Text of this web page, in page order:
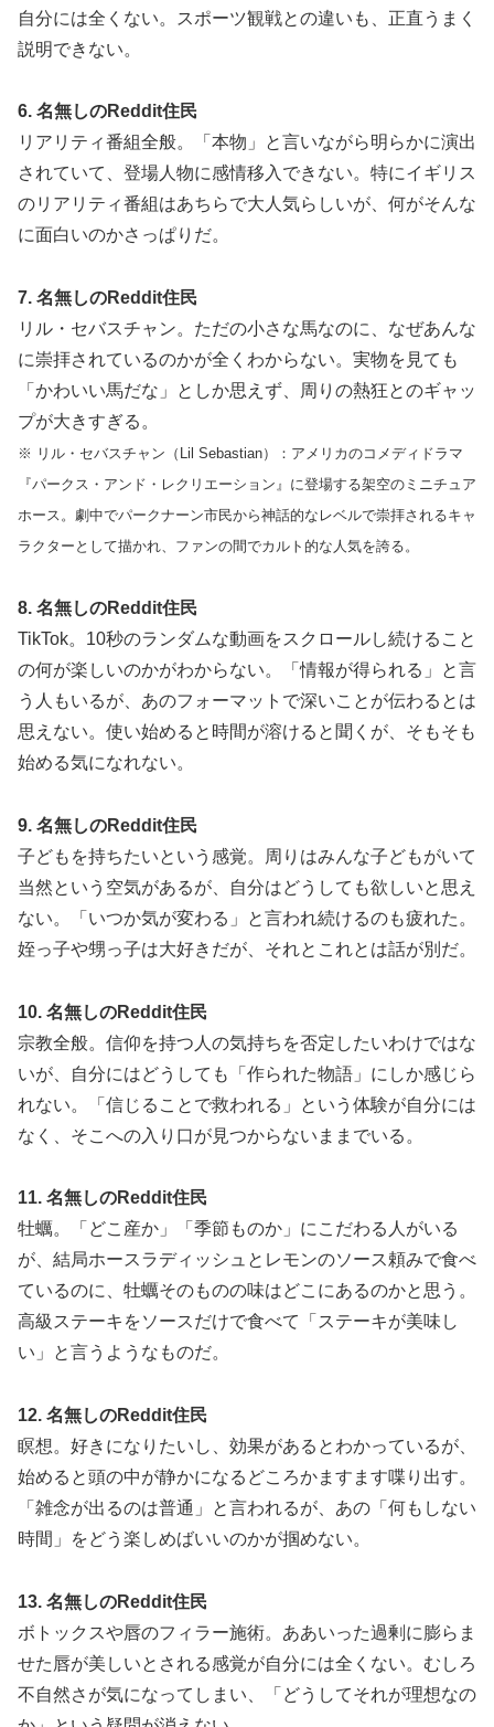
自分には全くない。スポーツ観戦との違いも、正直うまく
説明できない。
6. 名無しのReddit住民
リアリティ番組全般。「本物」と言いながら明らかに演出
されていて、登場人物に感情移入できない。特にイギリス
のリアリティ番組はあちらで大人気らしいが、何がそんな
に面白いのかさっぱりだ。
7. 名無しのReddit住民
リル・セバスチャン。ただの小さな馬なのに、なぜあんな
に崇拝されているのかが全くわからない。実物を見ても
「かわいい馬だな」としか思えず、周りの熱狂とのギャッ
プが大きすぎる。
※ リル・セバスチャン（Lil Sebastian）：アメリカのコメディドラマ
『パークス・アンド・レクリエーション』に登場する架空のミニチュア
ホース。劇中でパークナーン市民から神話的なレベルで崇拝されるキャ
ラクターとして描かれ、ファンの間でカルト的な人気を誇る。
8. 名無しのReddit住民
TikTok。10秒のランダムな動画をスクロールし続けること
の何が楽しいのかがわからない。「情報が得られる」と言
う人もいるが、あのフォーマットで深いことが伝わるとは
思えない。使い始めると時間が溶けると聞くが、そもそも
始める気になれない。
9. 名無しのReddit住民
子どもを持ちたいという感覚。周りはみんな子どもがいて
当然という空気があるが、自分はどうしても欲しいと思え
ない。「いつか気が変わる」と言われ続けるのも疲れた。
姪っ子や甥っ子は大好きだが、それとこれとは話が別だ。
10. 名無しのReddit住民
宗教全般。信仰を持つ人の気持ちを否定したいわけではな
いが、自分にはどうしても「作られた物語」にしか感じら
れない。「信じることで救われる」という体験が自分には
なく、そこへの入り口が見つからないままでいる。
11. 名無しのReddit住民
牡蠣。「どこ産か」「季節ものか」にこだわる人がいる
が、結局ホースラディッシュとレモンのソース頼みで食べ
ているのに、牡蠣そのものの味はどこにあるのかと思う。
高級ステーキをソースだけで食べて「ステーキが美味し
い」と言うようなものだ。
12. 名無しのReddit住民
瞑想。好きになりたいし、効果があるとわかっているが、
始めると頭の中が静かになるどころかますます喋り出す。
「雑念が出るのは普通」と言われるが、あの「何もしない
時間」をどう楽しめばいいのかが掴めない。
13. 名無しのReddit住民
ボトックスや唇のフィラー施術。ああいった過剰に膨らま
せた唇が美しいとされる感覚が自分には全くない。むしろ
不自然さが気になってしまい、「どうしてそれが理想なの